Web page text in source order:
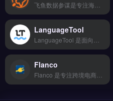
LanguageTool
Flanco